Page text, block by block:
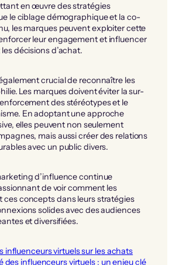
en œuvre des stratégies
le ciblage démographique et la co-
les marques peuvent exploiter cette
leur engagement et influencer
décisions d’achat.
crucial de reconnaître les
Les marques doivent éviter la sur-
des stéréotypes et le
En adoptant une approche
elles peuvent non seulement
mais aussi créer des relations
avec un public divers.
d’influence continue
de voir comment les
ces concepts dans leurs stratégies
solides avec des audiences
et diversifiées.
influenceurs virtuels sur les achats
des influenceurs virtuels : un enjeu clé